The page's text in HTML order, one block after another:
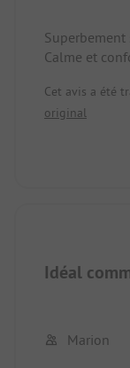
Calme et
Cet avis a été
original
Idéal
Marion